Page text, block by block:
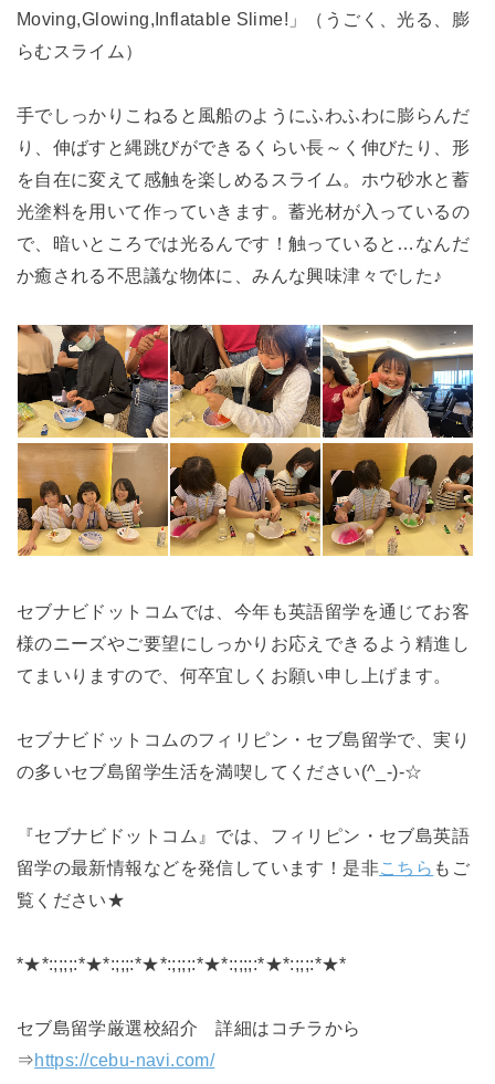
Moving,Glowing,Inflatable Slime!」（うごく、光る、膨
らむスライム）
手でしっかりこねると風船のようにふわふわに膨らんだ
り、伸ばすと縄跳びができるくらい長～く伸びたり、形
を自在に変えて感触を楽しめるスライム。ホウ砂水と蓄
光塗料を用いて作っていきます。蓄光材が入っているの
で、暗いところでは光るんです！触っていると…なんだ
か癒される不思議な物体に、みんな興味津々でした♪
セブナビドットコムでは、今年も英語留学を通じてお客
様のニーズやご要望にしっかりお応えできるよう精進し
てまいりますので、何卒宜しくお願い申し上げます。
セブナビドットコムのフィリピン・セブ島留学で、実り
の多いセブ島留学生活を満喫してください(^_-)-☆
『セブナビドットコム』では、フィリピン・セブ島英語
留学の最新情報などを発信しています！是非こちら もご
覧ください★
*★*:;;;;:*★*:;;;:*★*:;;;;:*★*:;;;;:*★*:;;;:*★*
セブ島留学厳選校紹介 詳細はコチラから
⇒https://cebu-navi.com/